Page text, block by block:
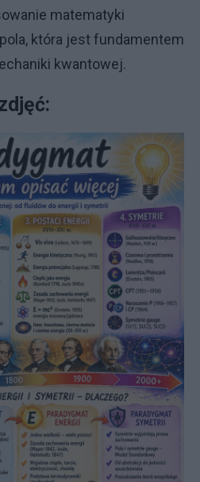
matematyki
która jest fundamentem
kwantowej.